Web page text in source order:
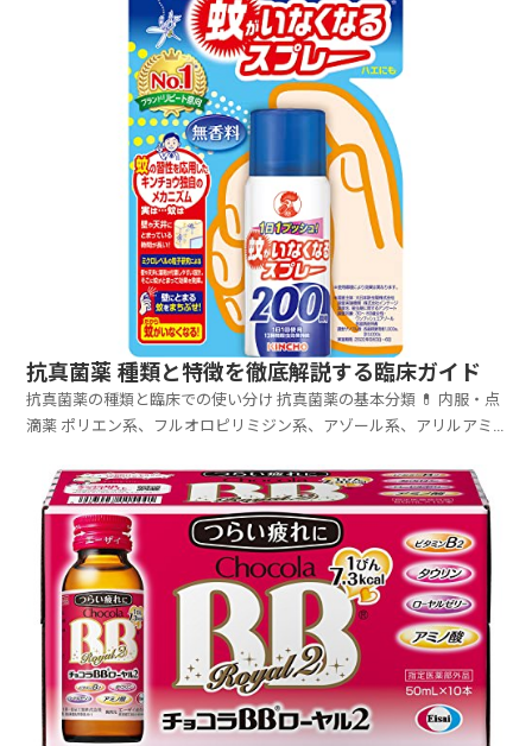
抗真菌薬 種類と特徴を徹底解説する臨床ガイド
抗真菌薬の種類と臨床での使い分け 抗真菌薬の基本分類 💊 内服・点
滴薬 ポリエン系、フルオロピリミジン系、アゾール系、アリルアミ